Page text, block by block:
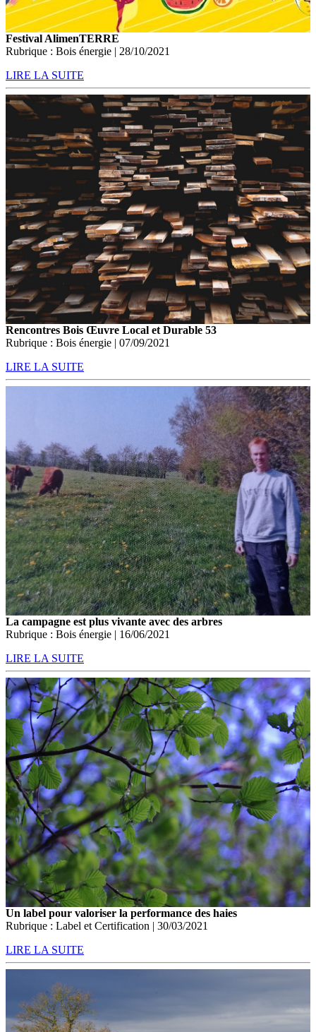
Festival AlimenTERRE
Rubrique : Bois énergie | 28/10/2021
LIRE LA SUITE
Rencontres Bois Œuvre Local et Durable 53
Rubrique : Bois énergie | 07/09/2021
LIRE LA SUITE
La campagne est plus vivante avec des arbres
Rubrique : Bois énergie | 16/06/2021
LIRE LA SUITE
Un label pour valoriser la performance des haies
Rubrique : Label et Certification | 30/03/2021
LIRE LA SUITE